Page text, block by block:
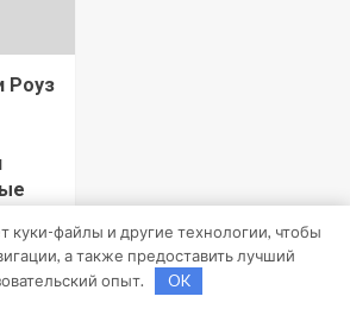
Роуз
куки-файлы и другие технологии, чтобы
а также предоставить лучший
опыт.
OK